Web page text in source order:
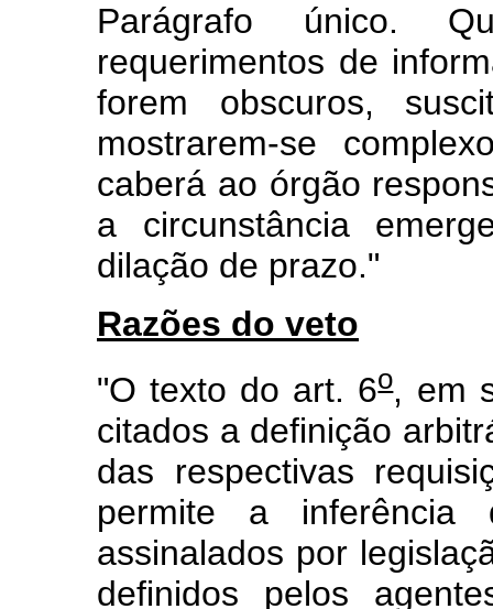
Parágrafo único.
requerimentos de
forem obscuros,
mostrarem-se
caberá ao órgão
a circunstância
dilação de prazo."
Razões do veto
"O texto do art. 6o, em
citados a definição
das respectivas
permite a
assinalados por
definidos pelos